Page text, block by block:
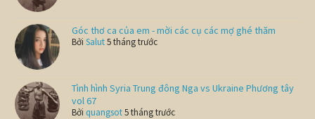
Góc thơ ca của em - mời các cụ các mợ ghé thăm
BởiSalut5 tháng trước
Tình hình Syria Trung đông Nga vs Ukraine Phương tây
vol 67
Bởi quangsot5 tháng trước